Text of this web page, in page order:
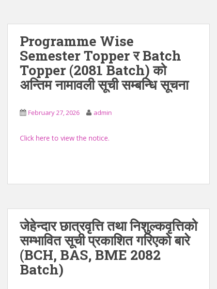
Programme Wise
Semester Topper र Batch
Topper (2081 Batch) को
अन्तिम नामावली सूची सम्बन्धि सूचना
February 27, 2026 admin
Click here to view the notice.
जेहेन्दार छात्रवृत्ति तथा निशुल्कवृत्तिको
सम्भावित सूची प्रकाशित गरिएको बारे
(BCH, BAS, BME 2082
Batch)